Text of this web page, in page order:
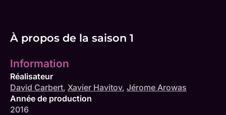
À propos de la saison 1
Information
Réalisateur
David Carbert, Xavier Havitov, Jérome Arowas
Année de production
2016